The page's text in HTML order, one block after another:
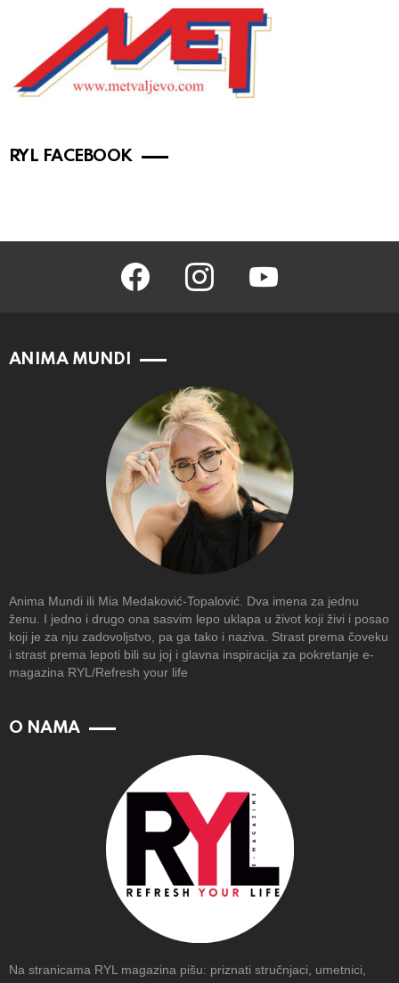
RYL FACEBOOK
facebook instagram
ANIMA MUNDI
Anima Mundi ili Mia Medaković-Topalović. Dva imena za jednu
ženu. I jedno i drugo ona sasvim lepo uklapa u život koji živi i posao
koji je za nju zadovoljstvo, pa ga tako i naziva. Strast prema čoveku
i strast prema lepoti bili su joj i glavna inspiracija za pokretanje e-
magazina RYL/Refresh your life
O NAMA
Na stranicama RYL magazina pišu: priznati stručnjaci, umetnici,